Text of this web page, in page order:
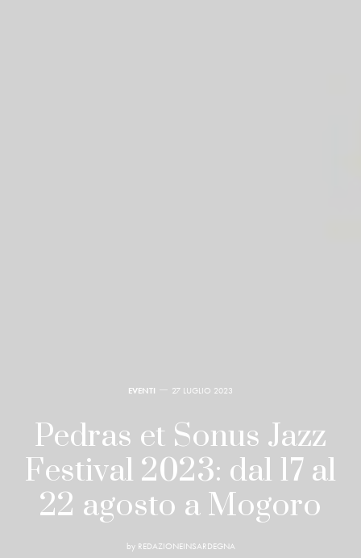
EVENTI 27 LUGLIO 2023
Pedras et Sonus Jazz
Festival 2023: dal 17 al
22 agosto a Mogoro
by REDAZIONEINSARDEGNA